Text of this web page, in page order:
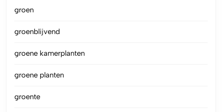
groen
groenblijvend
groene kamerplanten
groene planten
groente